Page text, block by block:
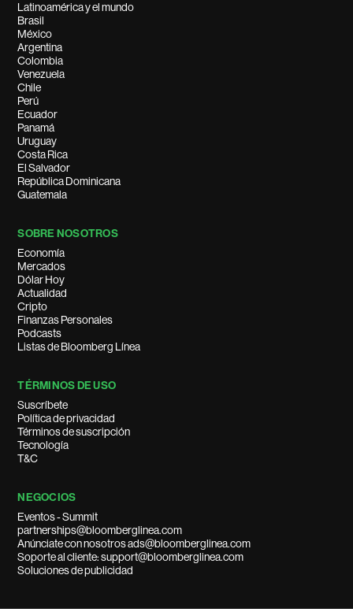
Latinoamérica y el mundo
Brasil
México
Argentina
Colombia
Venezuela
Chile
Perú
Ecuador
Panamá
Uruguay
Costa Rica
El Salvador
República Dominicana
Guatemala
SOBRE NOSOTROS
Economía
Mercados
Dólar Hoy
Actualidad
Cripto
Finanzas Personales
Podcasts
Listas de Bloomberg Línea
TÉRMINOS DE USO
Suscríbete
Política de privacidad
Términos de suscripción
Tecnología
T&C
NEGOCIOS
Eventos - Summit
partnerships@bloomberglinea.com
Anúnciate con nosotros ads@bloomberglinea.com
Soporte al cliente: support@bloomberglinea.com
Soluciones de publicidad